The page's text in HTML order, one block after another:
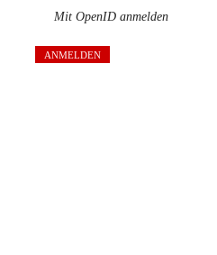
Mit OpenID anmelden